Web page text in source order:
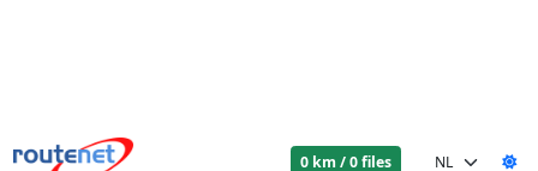
0 km / 0 files